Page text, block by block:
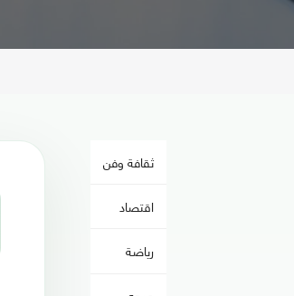
ثقافة وفن
اقتصاد
رياضة